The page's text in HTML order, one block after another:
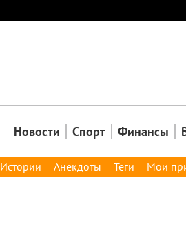
Новости Спорт Финансы
Истории Анекдоты Теги Мои